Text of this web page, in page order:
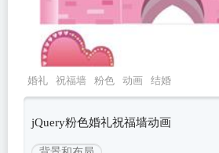
婚礼 祝福墙 粉色 动画 结婚
jQuery粉色婚礼祝福墙动画